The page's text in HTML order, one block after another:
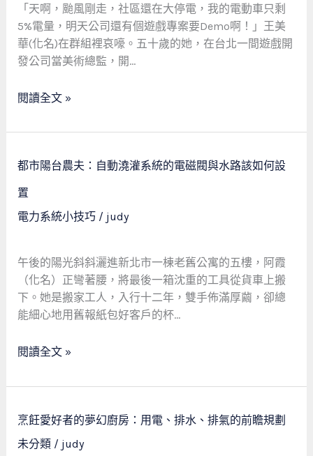
寧
靜
革
命
「天啊，颱風剛走，社區還在大停電，我的電動車只剩
5%電量，明天公司還有個遊戲專案要Demo啊！」王美
華(化名)在群組裡哀嚎。五十歲的她，在台北一間遊戲開
發公司當美術總監，開…
動
車
充
電
從
後
線
是
EMS
閱讀全文 »
都市陽台農夫：自動澆灌系統的電磁閥與水路該如何設
置
電力系統小技巧 / judy
午後的陽光斜斜灑進新北市一棟老舊公寓的五樓，阿霞
（化名）正彎著腰，將最後一箱沈重的工具從貨車上搬
下。她是搬家工人，入行十二年，雙手佈滿厚繭，卻總
能細心地用舊報紙包好客戶的杯…
都
市
陽
台
自
動
澆
灌
統
電
閥
與
閱讀全文 »
烹飪愛好者的夢幻廚房：用電、排水、排氣的前瞻規劃
未分類 / judy
烹
飪
愛